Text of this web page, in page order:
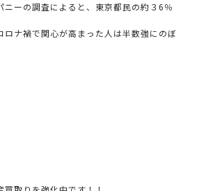
ニーの調査によると、東京都民の約３6％
ロナ禍で関心が高まった人は半数強にのぼ